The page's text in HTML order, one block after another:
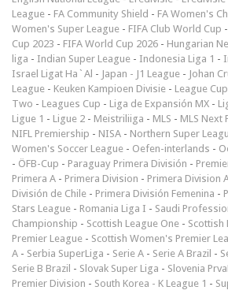
League - FA Community Shield - FA Women's
Women's Super League - FIFA Club World Cup -
Cup 2023 - FIFA World Cup 2026 - Hungarian
liga - Indian Super League - Indonesia Liga 1 -
Israel Ligat Ha`Al - Japan - J1 League - Johan
League - Keuken Kampioen Divisie - League Cup
Two - Leagues Cup - Liga de Expansión MX -
Ligue 1 - Ligue 2 - Meistriliiga - MLS - MLS Next
NIFL Premiership - NISA - Northern Super
Women's Soccer League - Oefen-interlands -
- ÖFB-Cup - Paraguay Primera División -
Primera A - Primera Division - Primera Division
División de Chile - Primera División Femenina -
Stars League - Romania Liga I - Saudi
Championship - Scottish League One - Scottish
Premier League - Scottish Women's Premier
A - Serbia SuperLiga - Serie A - Serie A Brazil -
Serie B Brazil - Slovak Super Liga - Slovenia
Premier Division - South Korea - K League 1 -